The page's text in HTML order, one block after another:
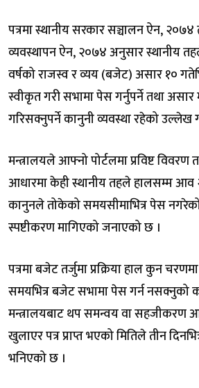
पत्रमा स्थानीय सरकार सञ्चालन ऐन, २०७४
व्यवस्थापन ऐन, २०७४ अनुसार स्थानीय
वर्षको राजस्व र व्यय (बजेट) असार १०
स्वीकृत गरी सभामा पेस गर्नुपर्ने तथा असार
गरिसक्नुपर्ने कानुनी व्यवस्था रहेको उल्लेख
मन्त्रालयले आफ्नो पोर्टलमा प्रविष्ट विवरण
आधारमा केही स्थानीय तहले हालसम्म
कानुनले तोकेको समयसीमाभित्र पेस
स्पष्टीकरण मागिएको जनाएको छ ।
पत्रमा बजेट तर्जुमा प्रक्रिया हाल कुन
समयभित्र बजेट सभामा पेस गर्न नसक्नुको
मन्त्रालयबाट थप समन्वय वा
खुलाएर पत्र प्राप्त भएको मितिले तीन
भनिएको छ ।